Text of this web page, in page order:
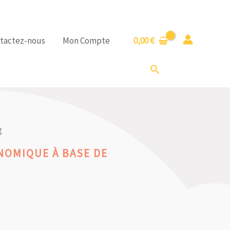
nous Mon Compte 0,00€
Rechercher
À BASE DE